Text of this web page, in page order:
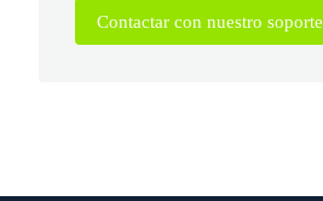
Contactar con nuestro soporte